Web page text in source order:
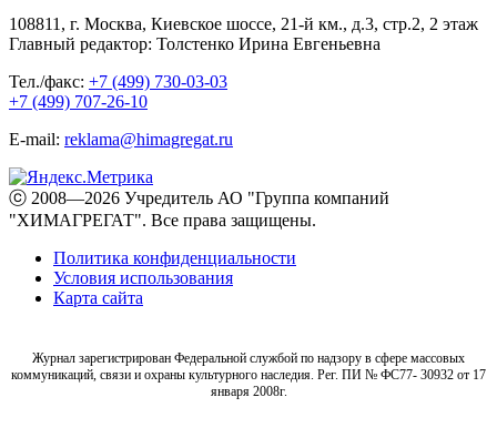
108811, г. Москва, Киевское шоссе, 21-й км., д.3, стр.2, 2 этаж
Главный редактор: Толстенко Ирина Евгеньевна
Тел./факс: +7 (499) 730-03-03
+7 (499) 707-26-10
E-mail: reklama@himagregat.ru
ⓒ 2008—2026 Учредитель АО "Группа компаний
"ХИМАГРЕГАТ". Все права защищены.
Политика конфиденциальности
Условия использования
Карта сайта
Журнал зарегистрирован Федеральной службой по надзору в сфере массовых
коммуникаций, связи и охраны культурного наследия. Рег. ПИ № ФС77- 30932 от 17
января 2008г.